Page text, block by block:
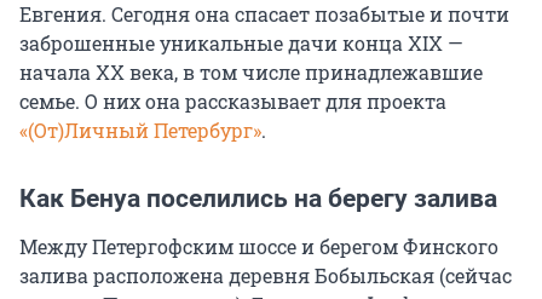
Евгения. Сегодня она спасает позабытые и почти
заброшенные уникальные дачи конца XIX —
начала XX века, в том числе принадлежавшие
семье. О них она рассказывает для проекта
«(От)Личный Петербург».
Как Бенуа поселились на берегу залива
Между Петергофским шоссе и берегом Финского
залива расположена деревня Бобыльская (сейчас